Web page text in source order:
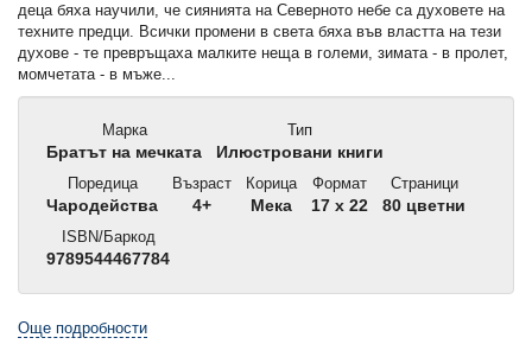
деца бяха научили, че сиянията на Северното небе са духовете на
техните предци. Всички промени в света бяха във властта на тези
духове - те превръщаха малките неща в големи, зимата - в пролет,
момчетата - в мъже...
Марка
Братът на мечката
Тип
Илюстровани книги
Поредица
Чародейства
Възраст
4+
Корица
Мека
Формат
17 x 22
Страници
80 цветни
ISBN/Баркод
9789544467784
Още подробности